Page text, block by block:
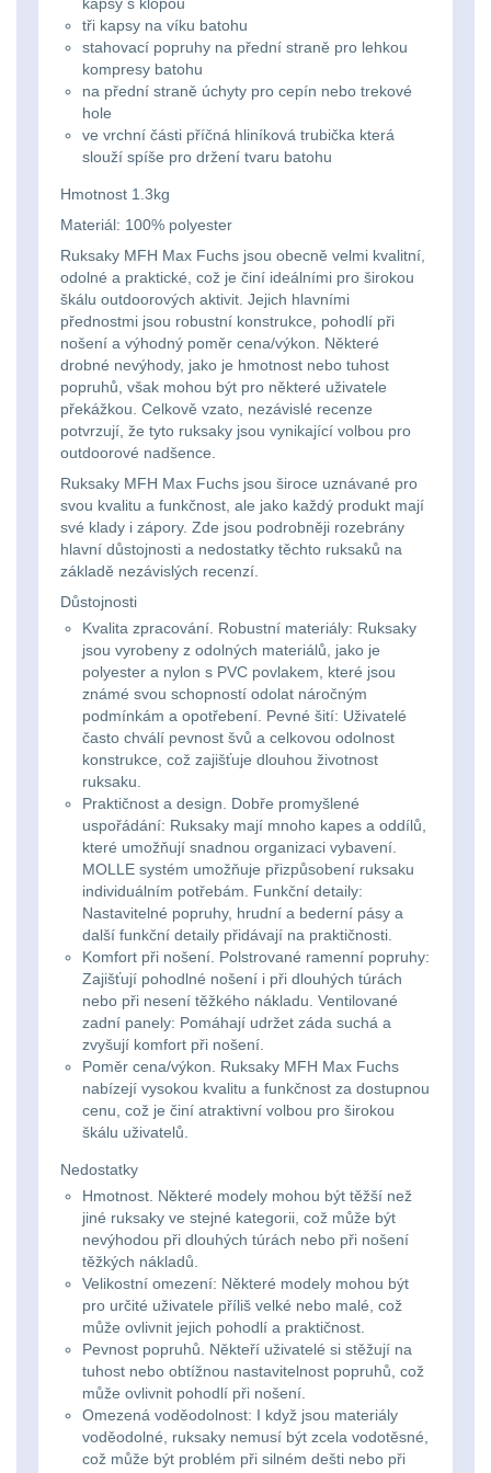
Svítilny
AA/AAA/14500
Ion
baterie
Svítilny
pro
18650
baterie
Svítilny
pro
21700
baterie
Svítilny
26650
baterie
Svítilny
CR123A
nebo
16340
baterie
Čelové
svetlá
čelovky
Taktické
svietidlá
Lucerny
Univerzalní
tašky
Přepravne
tašky
zbraně
Hydratační
vaky
Pouzdra
Kapsy
Peněženky
Doplňky
batohům
střední
vzdálenost
Monokuláry
Príslušenstvo
pre
optiku
Čelové svetlá - čelovky3
Taktické svietidlá10
Lucerny a kempingové
1
Potápačské svetlá
Kapesní svítilny4
Policejní svítilny 4
Vyhledávací svítilny5
Lovecké svítilny 1
Nabíjacie baterky6
Svietidlá s magnetom2
Svietidlá CRI≥90
Laserové značkovače9
Držiaky a
príslušenstvo34
186501
14500 / AA / AAA4
16340 a CR1231
Nabíjačky9
Náhradné diely7
BATOHY A TAŠKY
Turistické a
expediční38
Městské batohy41
Batohy216
Méně než 10 L13
10 - 20 L26
tři kapsy na víku batohu
stahovací popruhy na přední straně pro lehkou
kompresy batohu
na přední straně úchyty pro cepín nebo trekové
hole
ve vrchní části příčná hliníková trubička která
slouží spíše pro držení tvaru batohu
Hmotnost 1.3kg
Materiál: 100% polyester
Ruksaky MFH Max Fuchs jsou obecně velmi kvalitní,
odolné a praktické, což je činí ideálními pro širokou
škálu outdoorových aktivit. Jejich hlavními
přednostmi jsou robustní konstrukce, pohodlí při
nošení a výhodný poměr cena/výkon. Některé
drobné nevýhody, jako je hmotnost nebo tuhost
popruhů, však mohou být pro některé uživatele
překážkou. Celkově vzato, nezávislé recenze
potvrzují, že tyto ruksaky jsou vynikající volbou pro
outdoorové nadšence.
Ruksaky MFH Max Fuchs jsou široce uznávané pro
svou kvalitu a funkčnost, ale jako každý produkt mají
své klady i zápory. Zde jsou podrobněji rozebrány
hlavní důstojnosti a nedostatky těchto ruksaků na
základě nezávislých recenzí.
Důstojnosti
Kvalita zpracování. Robustní materiály: Ruksaky
jsou vyrobeny z odolných materiálů, jako je
polyester a nylon s PVC povlakem, které jsou
známé svou schopností odolat náročným
podmínkám a opotřebení. Pevné šití: Uživatelé
často chválí pevnost švů a celkovou odolnost
konstrukce, což zajišťuje dlouhou životnost
ruksaku.
Praktičnost a design. Dobře promyšlené
uspořádání: Ruksaky mají mnoho kapes a oddílů,
které umožňují snadnou organizaci vybavení.
MOLLE systém umožňuje přizpůsobení ruksaku
individuálním potřebám. Funkční detaily:
Nastavitelné popruhy, hrudní a bederní pásy a
další funkční detaily přidávají na praktičnosti.
Komfort při nošení. Polstrované ramenní popruhy:
Zajišťují pohodlné nošení i při dlouhých túrách
nebo při nesení těžkého nákladu. Ventilované
zadní panely: Pomáhají udržet záda suchá a
zvyšují komfort při nošení.
Poměr cena/výkon. Ruksaky MFH Max Fuchs
nabízejí vysokou kvalitu a funkčnost za dostupnou
cenu, což je činí atraktivní volbou pro širokou
škálu uživatelů.
Nedostatky
Hmotnost. Některé modely mohou být těžší než
jiné ruksaky ve stejné kategorii, což může být
nevýhodou při dlouhých túrách nebo při nošení
těžkých nákladů.
Velikostní omezení: Některé modely mohou být
pro určité uživatele příliš velké nebo malé, což
může ovlivnit jejich pohodlí a praktičnost.
Pevnost popruhů. Někteří uživatelé si stěžují na
tuhost nebo obtížnou nastavitelnost popruhů, což
může ovlivnit pohodlí při nošení.
Omezená voděodolnost: I když jsou materiály
voděodolné, ruksaky nemusí být zcela vodotěsné,
což může být problém při silném dešti nebo při